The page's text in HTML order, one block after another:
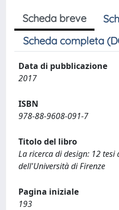
Scheda breve
Scheda completa
Data di pubblicazione
2017
ISBN
978-88-9608-091-7
Titolo del libro
La ricerca di design: 12
dell'Università di Firenze
Pagina iniziale
193